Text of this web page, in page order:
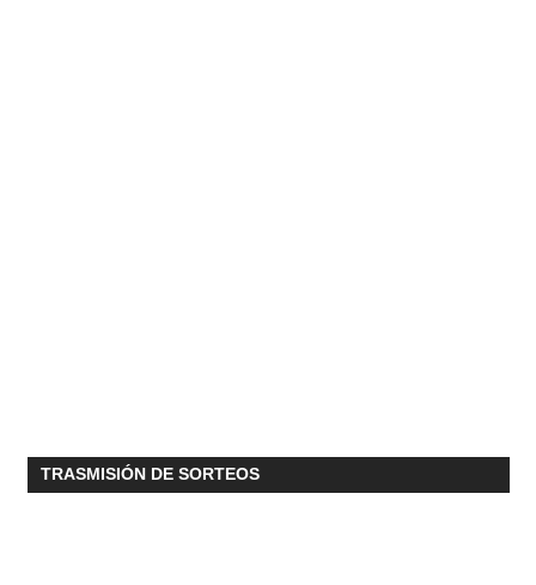
TRASMISIÓN DE SORTEOS